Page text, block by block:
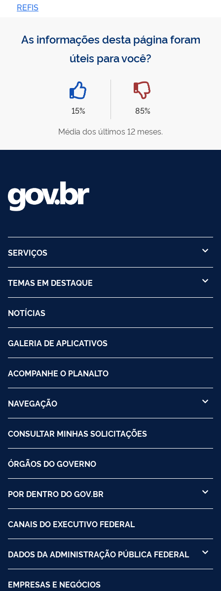
REFIS
As informações desta página foram
úteis para você?
15%
85%
Média dos últimos 12 meses.
SERVIÇOS
TEMAS EM DESTAQUE
NOTÍCIAS
GALERIA DE APLICATIVOS
ACOMPANHE O PLANALTO
NAVEGAÇÃO
CONSULTAR MINHAS SOLICITAÇÕES
ÓRGÃOS DO GOVERNO
POR DENTRO DO GOV.BR
CANAIS DO EXECUTIVO FEDERAL
DADOS DA ADMINISTRAÇÃO PÚBLICA FEDERAL
EMPRESAS E NEGÓCIOS